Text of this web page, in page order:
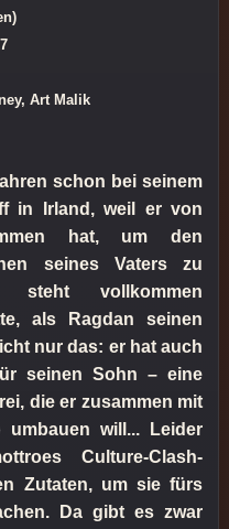
Art Malik
schon bei seinem
in Irland, weil er von
hat, um den
seines Vaters zu
steht vollkommen
als Ragdan seinen
nur das: er hat auch
seinen Sohn – eine
die er zusammen mit
umbauen will... Leider
Culture-Clash-
Zutaten, um sie fürs
Da gibt es zwar